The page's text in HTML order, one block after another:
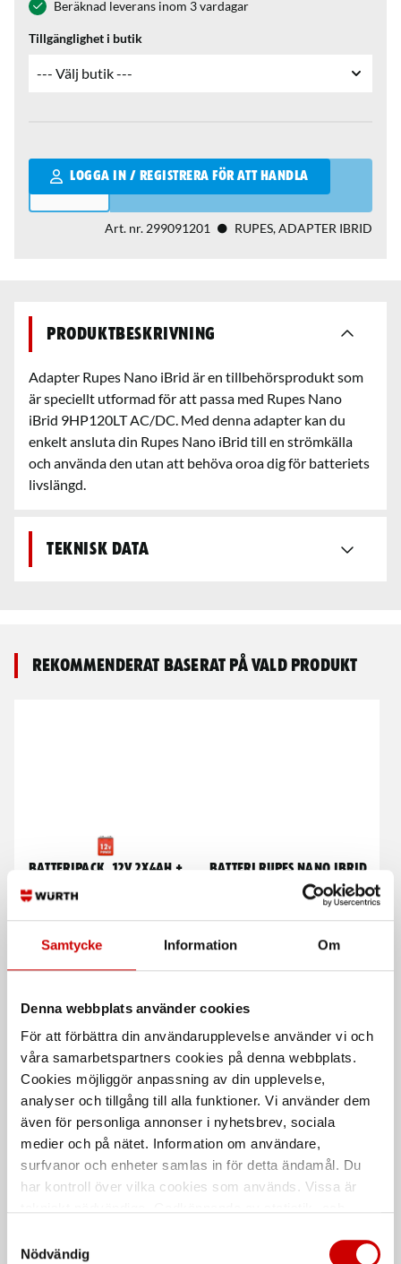
Samtycke Information Om
Denna webbplats använder cookies
För att förbättra din användarupplevelse använder vi och
våra samarbetspartners cookies på denna webbplats.
Cookies möjliggör anpassning av din upplevelse,
analyser och tillgång till alla funktioner. Vi använder dem
även för personliga annonser i nyhetsbrev, sociala
medier och på nätet. Information om användare,
surfvanor och enheter samlas in för detta ändamål. Du
har kontroll över vilka cookies som används. Vissa är
länder utanför EU med olika dataskyddsnormer. Genom
Nödvändig
Beräknad leverans inom 3 vardagar
Tillgänglighet i butik
LOGGA IN / REGISTRERA FÖR ATT HANDLA
Qantity
Art. nr. 299091201 RUPES, ADAPTER IBRID
Produktbeskrivning
Adapter Rupes Nano iBrid är en tillbehörsprodukt som
är speciellt utformad för att passa med Rupes Nano
iBrid 9HP120LT AC/DC. Med denna adapter kan du
enkelt ansluta din Rupes Nano iBrid till en strömkälla
och använda den utan att behöva oroa dig för batteriets
livslängd.
Teknisk data
Rekommenderat baserat på vald produkt
Batteripack, 12V 2x4Ah +
Batteri Rupes Nano iBrid
Till Rupes Nano iBrid 9HB120LT
Stödrondell 34 mm, Nano
Laddare 12V CTEK MXS 5.0
POLAR
Laddar bil, MC och snöskoterns
batteri även när det är extra kallt